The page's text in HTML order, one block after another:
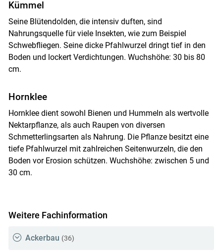
Kümmel
Seine Blütendolden, die intensiv duften, sind
Nahrungsquelle für viele Insekten, wie zum Beispiel
Schwebfliegen. Seine dicke Pfahlwurzel dringt tief in den
Boden und lockert Verdichtungen. Wuchshöhe: 30 bis 80
cm.
Hornklee
Hornklee dient sowohl Bienen und Hummeln als wertvolle
Nektarpflanze, als auch Raupen von diversen
Schmetterlingsarten als Nahrung. Die Pflanze besitzt eine
tiefe Pfahlwurzel mit zahlreichen Seitenwurzeln, die den
Boden vor Erosion schützen. Wuchshöhe: zwischen 5 und
30 cm.
Weitere Fachinformation
Ackerbau (36)